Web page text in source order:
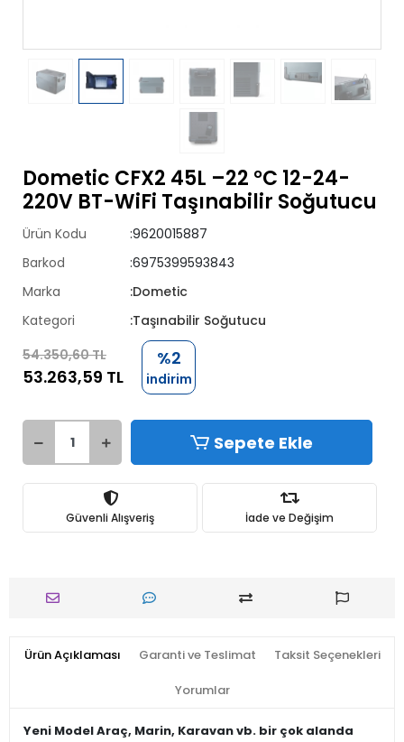
Dometic CFX2 45L –22 °C 12-24-
220V BT-WiFi Taşınabilir Soğutucu
Ürün Kodu
:9620015887
Barkod
:6975399593843
Marka
:Dometic
Kategori
:Taşınabilir Soğutucu
54.350,60 TL
53.263,59 TL
%2
indirim
Sepete Ekle
Güvenli Alışveriş İade ve Değişim
Ürün Açıklaması Garanti ve Teslimat Taksit Seçenekleri
Yorumlar
Yeni Model Araç, Marin, Karavan vb. bir çok alanda